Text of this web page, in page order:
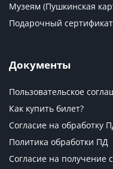
Музеям (Пушкинская
Подарочный сертификат
Документы
Пользовательское
Как купить билет?
Согласие на обработку
Политика обработки ПД
Согласие на получение